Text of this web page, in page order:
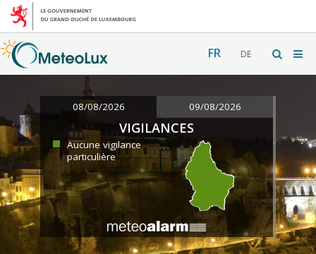
FR DE
08/08/2026 09/08/2026
VIGILANCES
Aucune vigilance
particulière